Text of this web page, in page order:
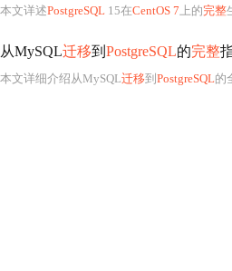
本文详述PostgreSQL 15在CentOS 7 上的完整
从MySQL迁移到 PostgreSQL的完整
本文详细介绍从MySQL迁移到 PostgreSQL的